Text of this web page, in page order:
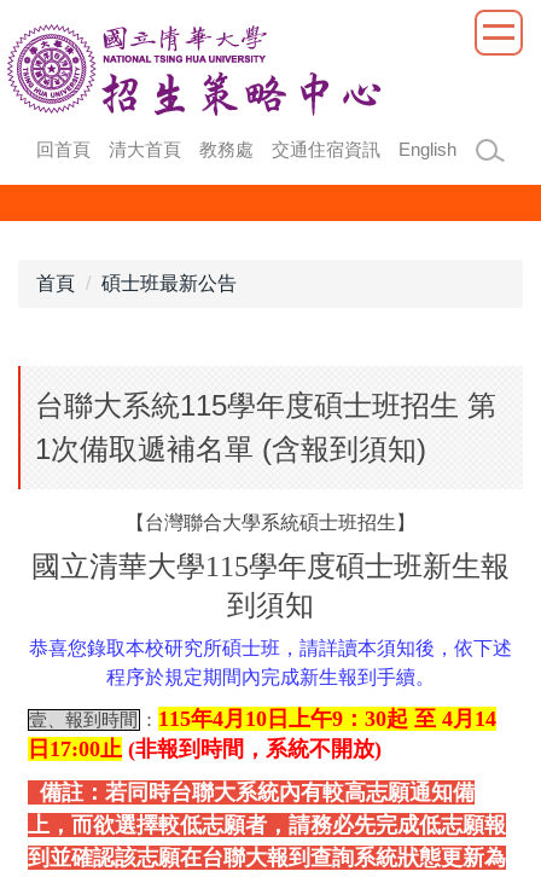
到
主
要
回首頁 清大首頁 教務處 交通住宿資訊 English
首頁 碩士班最新公告
台聯大系統115學年度碩士班招生 第
1次備取遞補名單 (含報到須知)
【台灣聯合大學系統碩士班招生】
國立清華大學115學年度碩士班新生報
到須知
恭喜您錄取本校研究所碩士班，請詳讀本須知後，依下述
程序於規定期間內完成新生報到手續。
壹、報到時間 ： 115年4月10日上午9：30起 至 4月14
日 17:00止 (非報到時間，系統不開放)
備註：若同時台聯大系統內有較高志願通知備
上，而欲選擇較低志願者，請務必先完成低志願報
到並確認該志願在台聯大報到查詢系統狀態更新為